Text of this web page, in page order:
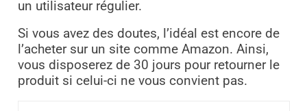
un utilisateur régulier.
Si vous avez des doutes, l’idéal est encore de
l’acheter sur un site comme Amazon. Ainsi,
vous disposerez de 30 jours pour retourner le
produit si celui-ci ne vous convient pas.